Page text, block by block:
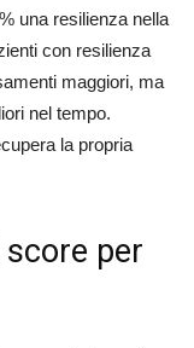
una resilienza nella
con resilienza
maggiori, ma
nel tempo.
la propria
score per